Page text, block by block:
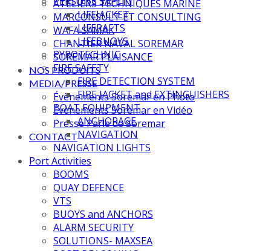
ATELIERS TECHNIQUES MARINE
MARCONSULT ET CONSULTING
WAFA SAMAK
CHANTIER NAVAL SOREMAR
SOREMAR PLAISANCE
NOS PRODUITS
MEDIA/PRESSE
Évènements Soremar en Photo
Évènements Soremar en Vidéo
Presse Parle de Soremar
CONTACT
LIFEJACKET
LIFERAFTS
LIFEBUOYS
PYROTECHNIC
FIRE SAFETY
FIRE DETECTION SYSTEM
FIRE JACKET and EXTINGUISHERS
BOAT EQUIPMENT
ANCHORAGE
NAVIGATION
NAVIGATION LIGHTS
Port Activities
BOOMS
QUAY DEFENCE
VTS
BUOYS and ANCHORS
ALARM SECURITY
SOLUTIONS- MAXSEA